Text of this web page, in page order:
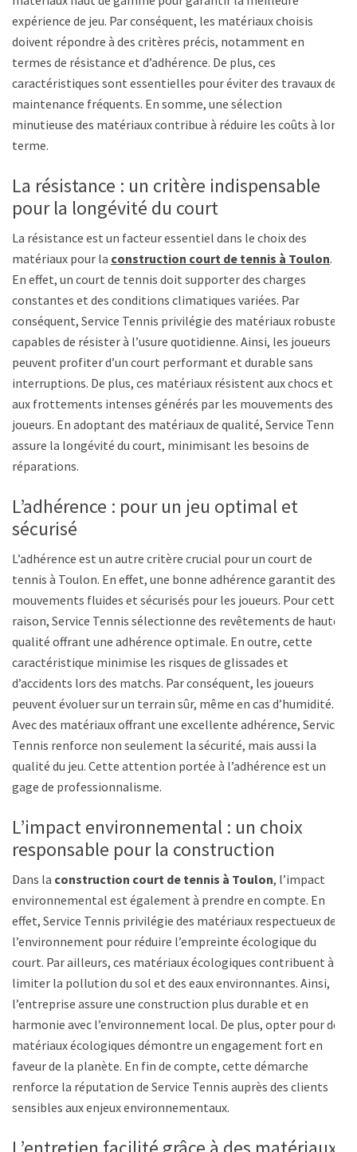
expérience de jeu. Par conséquent, les matériaux choisis
doivent répondre à des critères précis, notamment en
termes de résistance et d’adhérence. De plus, ces
caractéristiques sont essentielles pour éviter des travaux de
maintenance fréquents. En somme, une sélection
minutieuse des matériaux contribue à réduire les coûts à long
terme.
La résistance : un critère indispensable
pour la longévité du court
La résistance est un facteur essentiel dans le choix des
matériaux pour la construction court de tennis à Toulon.
En effet, un court de tennis doit supporter des charges
constantes et des conditions climatiques variées. Par
conséquent, Service Tennis privilégie des matériaux robustes
capables de résister à l’usure quotidienne. Ainsi, les joueurs
peuvent profiter d’un court performant et durable sans
interruptions. De plus, ces matériaux résistent aux chocs et
aux frottements intenses générés par les mouvements des
joueurs. En adoptant des matériaux de qualité, Service Tennis
assure la longévité du court, minimisant les besoins de
réparations.
L’adhérence : pour un jeu optimal et
sécurisé
L’adhérence est un autre critère crucial pour un court de
tennis à Toulon. En effet, une bonne adhérence garantit des
mouvements fluides et sécurisés pour les joueurs. Pour cette
raison, Service Tennis sélectionne des revêtements de haute
qualité offrant une adhérence optimale. En outre, cette
caractéristique minimise les risques de glissades et
d’accidents lors des matchs. Par conséquent, les joueurs
peuvent évoluer sur un terrain sûr, même en cas d’humidité.
Avec des matériaux offrant une excellente adhérence, Service
Tennis renforce non seulement la sécurité, mais aussi la
qualité du jeu. Cette attention portée à l’adhérence est un
gage de professionnalisme.
L’impact environnemental : un choix
responsable pour la construction
Dans la construction court de tennis à Toulon, l’impact
environnemental est également à prendre en compte. En
effet, Service Tennis privilégie des matériaux respectueux de
l’environnement pour réduire l’empreinte écologique du
court. Par ailleurs, ces matériaux écologiques contribuent à
limiter la pollution du sol et des eaux environnantes. Ainsi,
l’entreprise assure une construction plus durable et en
harmonie avec l’environnement local. De plus, opter pour des
matériaux écologiques démontre un engagement fort en
faveur de la planète. En fin de compte, cette démarche
renforce la réputation de Service Tennis auprès des clients
sensibles aux enjeux environnementaux.